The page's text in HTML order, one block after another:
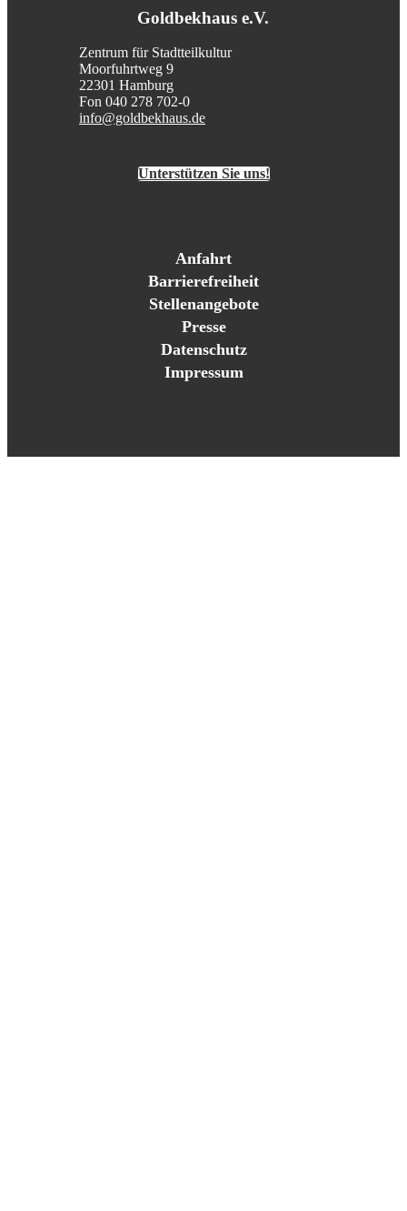
Goldbekhaus e.V.
Zentrum für Stadtteilkultur
Moorfuhrtweg 9
22301 Hamburg
Fon 040 278 702-0
info@goldbekhaus.de
Unterstützen Sie uns!
Anfahrt
Barrierefreiheit
Stellenangebote
Presse
Datenschutz
Impressum